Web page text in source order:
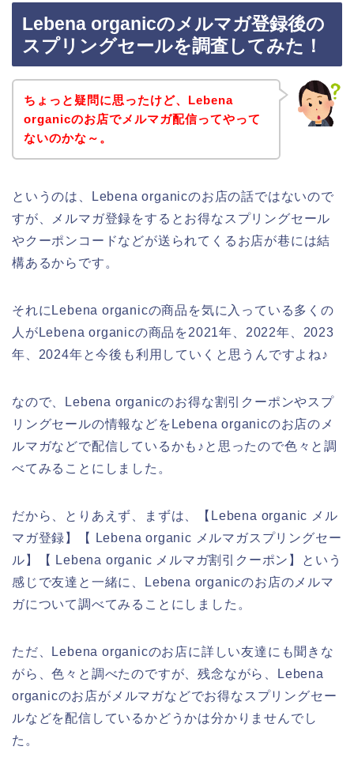
Lebena organicのメルマガ登録後の
スプリングセールを調査してみた！
ちょっと疑問に思ったけど、Lebena
organicのお店でメルマガ配信ってやって
ないのかな～。
というのは、Lebena organicのお店の話ではないので
すが、メルマガ登録をするとお得なスプリングセール
やクーポンコードなどが送られてくるお店が巷には結
構あるからです。
それにLebena organicの商品を気に入っている多くの
人がLebena organicの商品を2021年、2022年、2023
年、2024年と今後も利用していくと思うんですよね♪
なので、Lebena organicのお得な割引クーポンやスプ
リングセールの情報などをLebena organicのお店のメ
ルマガなどで配信しているかも♪と思ったので色々と調
べてみることにしました。
だから、とりあえず、まずは、【Lebena organic メル
マガ登録】【 Lebena organic メルマガスプリングセー
ル】【 Lebena organic メルマガ割引クーポン】という
感じで友達と一緒に、Lebena organicのお店のメルマ
ガについて調べてみることにしました。
ただ、Lebena organicのお店に詳しい友達にも聞きな
がら、色々と調べたのですが、残念ながら、Lebena
organicのお店がメルマガなどでお得なスプリングセー
ルなどを配信しているかどうかは分かりませんでし
た。